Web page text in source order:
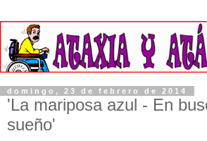
domingo, 23 de febrero de 2014
'La mariposa azul - En
sueño'